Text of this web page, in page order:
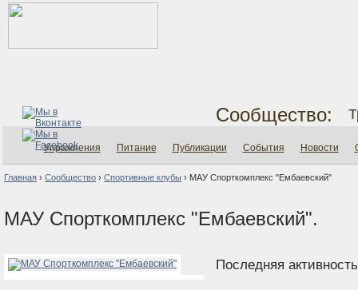
Сообщество:
Упражнения Питание Публикации События Новости
Главная › Сообщество › Спортивные клубы › МАУ Спорткомплекс "Ембаевский"
МАУ Спорткомплекс "Ембаевский".
Последняя